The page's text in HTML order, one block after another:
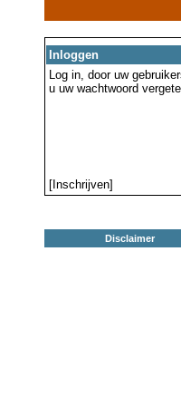
Inloggen
Log in, door uw
u uw wachtwoord
[Inschrijven]
Disclaimer